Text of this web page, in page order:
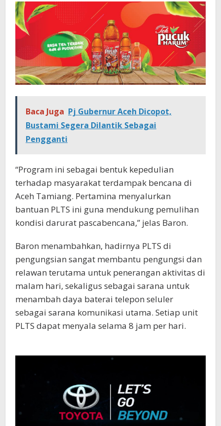
Baca Juga Pj Gubernur Aceh Dicopot,
Bustami Segera Dilantik Sebagai
Pengganti
“Program ini sebagai bentuk kepedulian
terhadap masyarakat terdampak bencana di
Aceh Tamiang. Pertamina menyalurkan
bantuan PLTS ini guna mendukung pemulihan
kondisi darurat pascabencana,” jelas Baron.
Baron menambahkan, hadirnya PLTS di
pengungsian sangat membantu pengungsi dan
relawan terutama untuk penerangan aktivitas di
malam hari, sekaligus sebagai sarana untuk
menambah daya baterai telepon seluler
sebagai sarana komunikasi utama. Setiap unit
PLTS dapat menyala selama 8 jam per hari.